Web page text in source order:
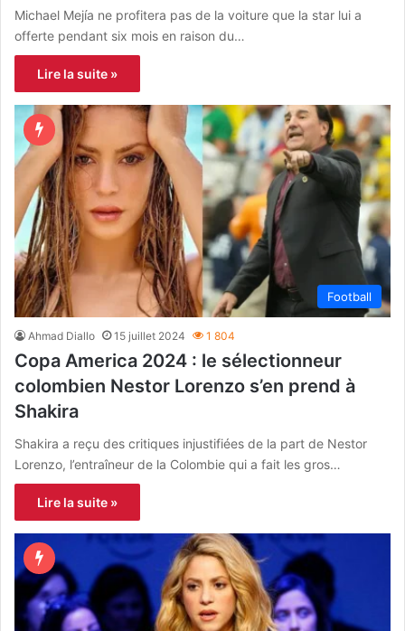
Michael Mejía ne profitera pas de la voiture que la star lui a
offerte pendant six mois en raison du…
Lire la suite »
Football
Ahmad Diallo 15 juillet 2024 1 804
Copa America 2024 : le sélectionneur
colombien Nestor Lorenzo s’en prend à
Shakira
Shakira a reçu des critiques injustifiées de la part de Nestor
Lorenzo, l’entraîneur de la Colombie qui a fait les gros…
Lire la suite »